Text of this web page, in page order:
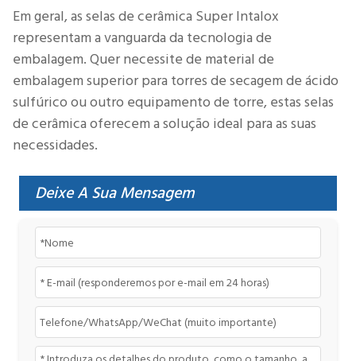
Em geral, as selas de cerâmica Super Intalox
representam a vanguarda da tecnologia de
embalagem. Quer necessite de material de
embalagem superior para torres de secagem de ácido
sulfúrico ou outro equipamento de torre, estas selas
de cerâmica oferecem a solução ideal para as suas
necessidades.
Deixe A Sua Mensagem